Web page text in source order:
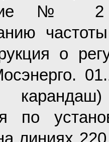
№ 2
о
по
линиях